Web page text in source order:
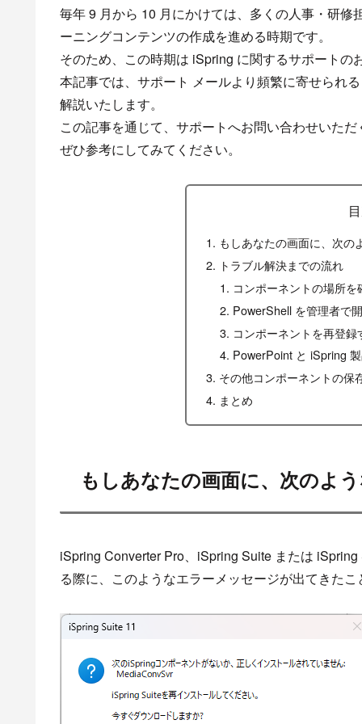
毎年 9 月から 10 月にかけては、多くの人事・研
ーニングコンテンツの作成を進める時期です。
そのため、この時期は iSpring に関するサポートの
本記事では、サポート メールより頻繁に寄せられ
解説いたします。
この記事を通じて、サポートへお問い合わせいた
ぜひ参考にしてみてください。
もしあなたの画面に、次の
トラブル解決までの流れ
コンポーネントの場所を
PowerShell を管理者で
コンポーネントを再登録
PowerPoint と iSpring
その他コンポーネントの保
まとめ
もしあなたの画面に、次のよ
iSpring Converter Pro、iSpring Suite または
る際に、このようなエラーメッセージが出てきた